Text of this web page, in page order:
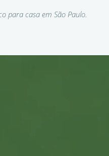
para casa em São Paulo.